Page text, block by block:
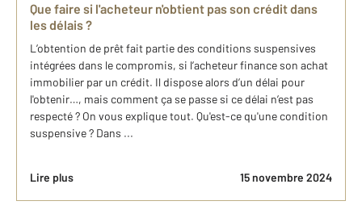
Que faire si l'acheteur n'obtient pas son crédit dans
les délais ?
L’obtention de prêt fait partie des conditions suspensives
intégrées dans le compromis, si l’acheteur finance son achat
immobilier par un crédit. Il dispose alors d’un délai pour
l'obtenir…, mais comment ça se passe si ce délai n’est pas
respecté ? On vous explique tout. Qu'est-ce qu'une condition
suspensive ? Dans ...
Lire plus 15 novembre 2024